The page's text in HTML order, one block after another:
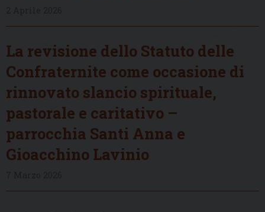
La revisione dello Statuto delle
Confraternite come occasione di
rinnovato slancio spirituale,
pastorale e caritativo –
parrocchia Santi Anna e
Gioacchino Lavinio